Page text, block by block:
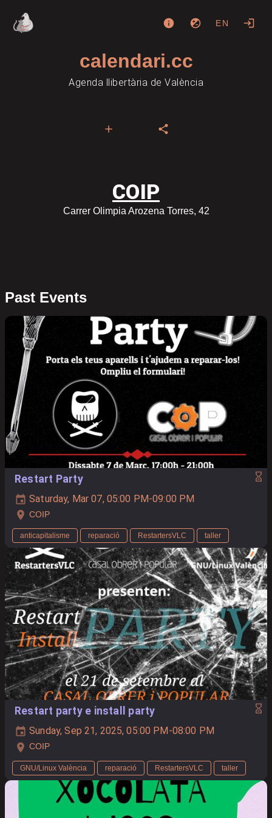
EN
calendari.cc
Agenda llibertària de València
COIP
Carrer Olimpia Arozena Torres, 42
Past Events
Restart Party
Saturday, Mar 07, 05:00 PM-09:00 PM
COIP
anticapitalisme reparació RestartersVLC taller
Restart party e install party
Sunday, Sep 21, 2025, 05:00 PM-08:00 PM
COIP
GNU/Linux València reparació RestartersVLC taller